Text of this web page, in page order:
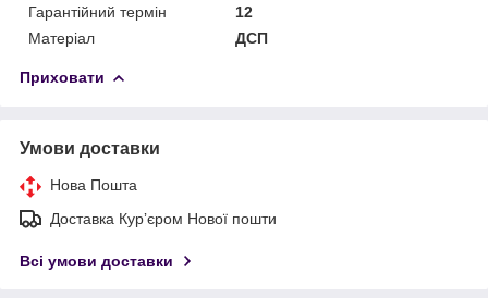
Гарантійний термін
12
Матеріал
ДСП
Приховати
Умови доставки
Нова Пошта
Доставка Курʼєром Нової пошти
Всі умови доставки